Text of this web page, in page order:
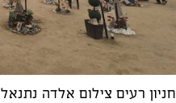
חניון רעים צילום אלדה נתנאל